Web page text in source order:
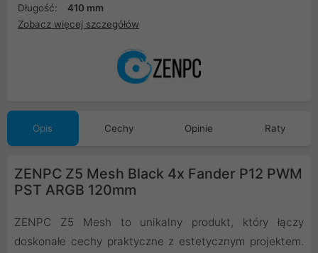
Długość:
410 mm
Zobacz więcej szczegółów
Opis Cechy Opinie Raty
ZENPC Z5 Mesh Black 4x Fander P12 PWM
PST ARGB 120mm
ZENPC Z5 Mesh to unikalny produkt, który łączy
doskonałe cechy praktyczne z estetycznym projektem.